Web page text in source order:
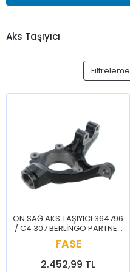
Aks Taşıyıcı
Filtreleme
ÖN SAĞ AKS TAŞIYICI 364796
/ C4 307 BERLİNGO PARTNER
308 C4 GRAND PİCASSO
FASE
2.452,99 TL